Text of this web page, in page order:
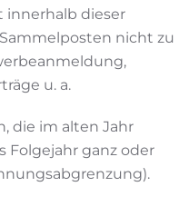
innerhalb dieser
nicht zu
u. a.
die im alten Jahr
Folgejahr ganz oder